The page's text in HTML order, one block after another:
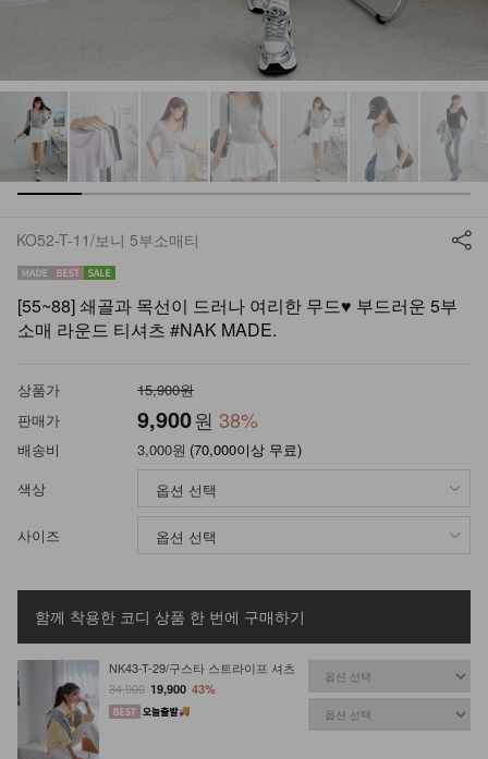
KO52-T-11/보니 5부소매티
[55~88] 쇄골과 목선이 드러나 여리한 무드♥ 부드러운 5부
소매 라운드 티셔츠 #NAK MADE.
상품가
15,900원
판매가
9,900원 38%
배송비 3,000원 (70,000이상 무료)
색상
사이즈
함께 착용한 코디 상품 한 번에 구매하기
NK43-T-29/구스타 스트라이프 셔츠
34,900 19,900 43%